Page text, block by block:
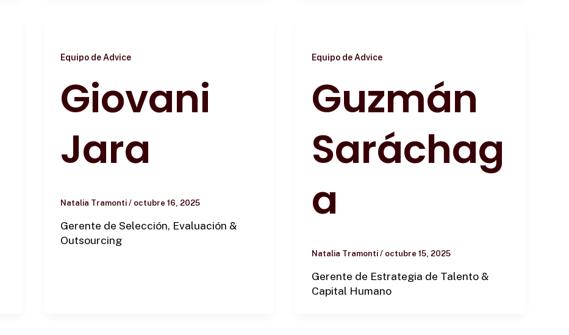
Equipo de Advice
Giovani
Jara
Natalia Tramonti/ octubre 16, 2025
Gerente de Selección, Evaluación &
Outsourcing
Equipo de Advice
Guzmán
Saráchag
a
Natalia Tramonti / octubre 15, 2025
Gerente de Estrategia de Talento &
Capital Humano